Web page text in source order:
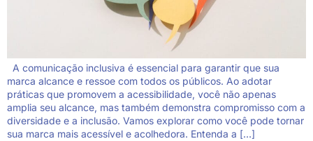
A comunicação inclusiva é essencial para garantir que sua
marca alcance e ressoe com todos os públicos. Ao adotar
práticas que promovem a acessibilidade, você não apenas
amplia seu alcance, mas também demonstra compromisso com a
diversidade e a inclusão. Vamos explorar como você pode tornar
sua marca mais acessível e acolhedora. Entenda a […]